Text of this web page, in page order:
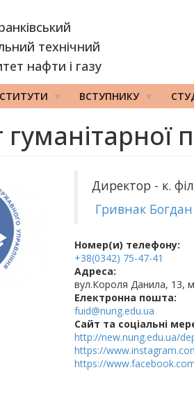
технічний
нафти і газу
ВСТУПНИКУ
Директор - к.
Гривнак
Номер(и) телефону:
+38(0342) 75-47-41
Адреса:
вул.Короля Данила, 13,
Електронна пошта:
fuid@nung.edu.ua
Cайт та соціальні
http://new.nung.edu.ua/
https://
https://